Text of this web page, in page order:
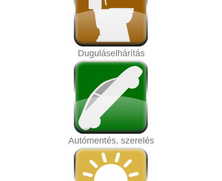
Duguláselhárítás
Autómentés, szerelés